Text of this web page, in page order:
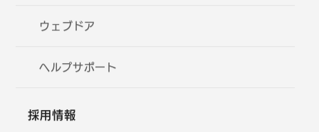
ウェブドア
ヘルプサポート
採用情報